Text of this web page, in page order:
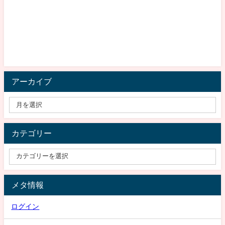
アーカイブ
カテゴリー
メタ情報
ログイン